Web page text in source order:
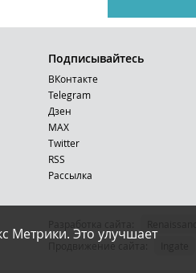
как стартап
Метрики. Это улучшает
Подписывайтесь
ВКонтакте
Telegram
Дзен
MAX
Тwitter
RSS
Рассылка
Продвижение сайта